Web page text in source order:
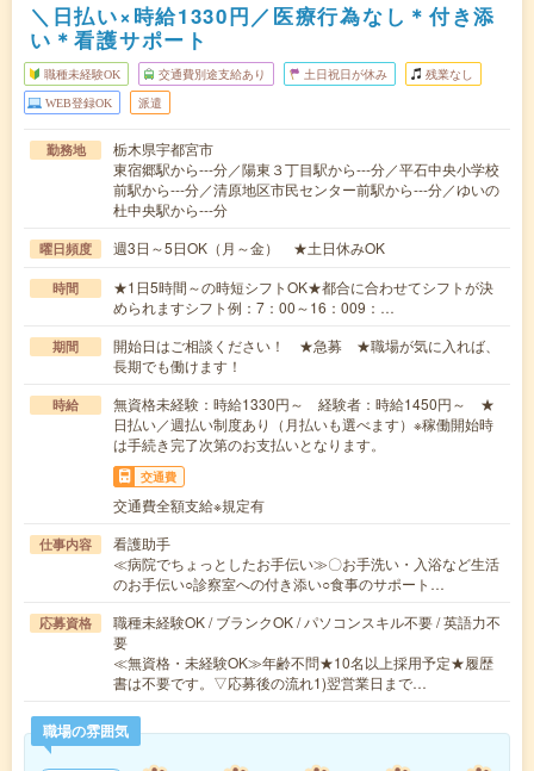
＼日払い×時給1330円／医療行為なし＊付き添
い＊看護サポート
職種未経験OK 交通費別途支給あり 土日祝日が休み 残業なし
WEB登録OK 派遣
勤務地
栃木県宇都宮市
東宿郷駅から---分／陽東３丁目駅から---分／平石中央小学校
前駅から---分／清原地区市民センター前駅から---分／ゆいの
杜中央駅から---分
曜日頻度 週3日～5日OK（月～金） ★土日休みOK
時間
★1日5時間～の時短シフトOK★都合に合わせてシフトが決
められますシフト例：7：00～16：009：…
期間
開始日はご相談ください！ ★急募 ★職場が気に入れば、
長期でも働けます！
時給
無資格未経験：時給1330円～ 経験者：時給1450円～ ★
日払い／週払い制度あり（月払いも選べます）※稼働開始時
は手続き完了次第のお支払いとなります。
交通費
交通費全額支給※規定有
仕事内容
看護助手
≪病院でちょっとしたお手伝い≫〇お手洗い・入浴など生活
のお手伝い○診察室への付き添い○食事のサポート…
応募資格
職種未経験OK / ブランクOK / パソコンスキル不要 / 英語力不
要
≪無資格・未経験OK≫年齢不問★10名以上採用予定★履歴
書は不要です。▽応募後の流れ1)翌営業日まで…
職場の雰囲気